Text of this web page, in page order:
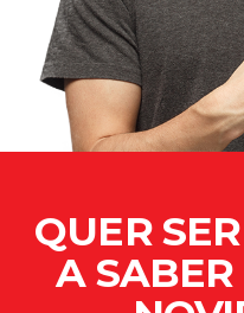
QUER
A SABER